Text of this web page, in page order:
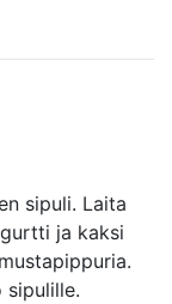
sipuli. Laita
ja kaksi
sipulille.